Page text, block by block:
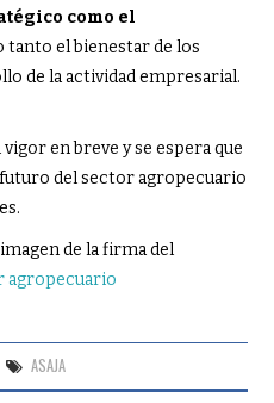
como el
tanto el bienestar de los
de la actividad empresarial.
en breve y se espera que
del sector agropecuario
de la firma del
agropecuario
ASAJA